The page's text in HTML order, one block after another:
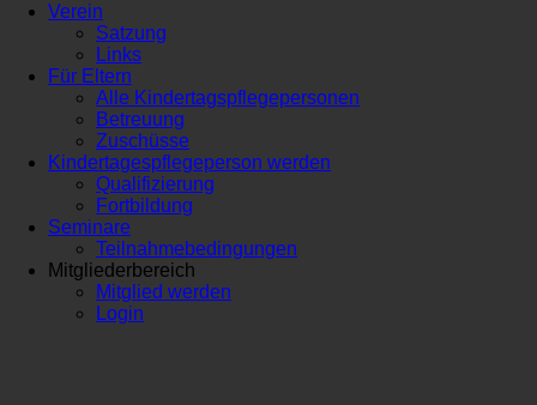
Verein
Satzung
Links
Für Eltern
Alle Kindertagspflegepersonen
Betreuung
Zuschüsse
Kindertagespflegeperson werden
Qualifizierung
Fortbildung
Seminare
Teilnahmebedingungen
Mitgliederbereich
Mitglied werden
Login